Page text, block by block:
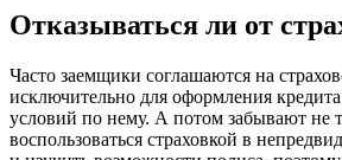
Отказываться ли от
Часто заемщики соглашаются на
исключительно для оформления
условий по нему. А потом забывают не
воспользоваться страховкой в